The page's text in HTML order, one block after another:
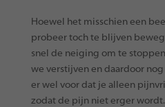
Hoewel het misschien een
probeer toch te blijven
snel de neiging om te
we verstijven en daardoor
er wel voor dat je alleen
zodat de pijn niet erger